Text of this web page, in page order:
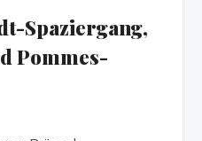
Spaziergang,
Pommes-